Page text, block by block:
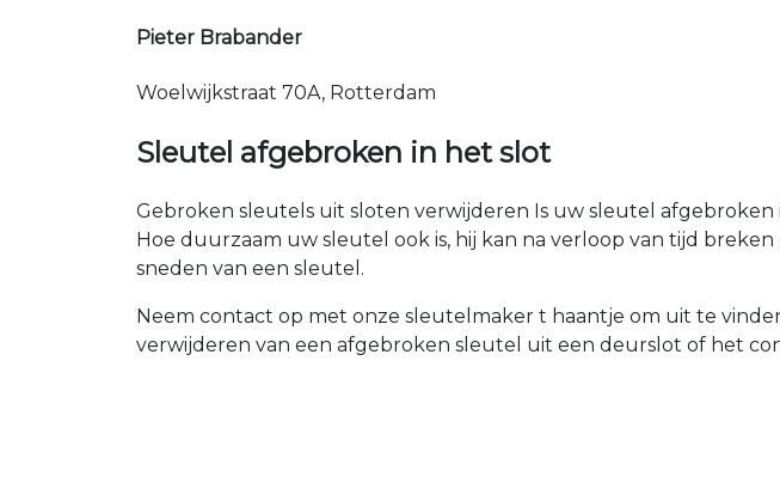
Pieter Brabander
Woelwijkstraat 70A, Rotterdam
Sleutel afgebroken in het slot
Gebroken sleutels uit sloten verwijderen Is uw sleutel
Hoe duurzaam uw sleutel ook is, hij kan na verloop van tijd
sneden van een sleutel.
Neem contact op met onze sleutelmaker t haantje om uit te
verwijderen van een afgebroken sleutel uit een deurslot of het